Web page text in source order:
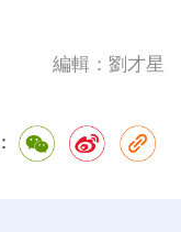
編輯：劉才星